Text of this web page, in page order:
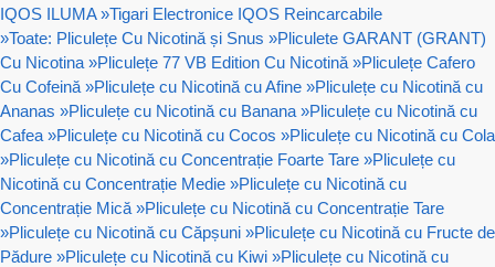
IQOS ILUMA »Tigari Electronice IQOS Reincarcabile
»Toate: Pliculețe Cu Nicotină și Snus »Pliculete GARANT (GRANT)
Cu Nicotina »Pliculețe 77 VB Edition Cu Nicotină »Pliculețe Cafero
Cu Cofeină »Pliculețe cu Nicotină cu Afine »Pliculețe cu Nicotină cu
Ananas »Pliculețe cu Nicotină cu Banana »Pliculețe cu Nicotină cu
Cafea »Pliculețe cu Nicotină cu Cocos »Pliculețe cu Nicotină cu Cola
»Pliculețe cu Nicotină cu Concentrație Foarte Tare »Pliculețe cu
Nicotină cu Concentrație Medie »Pliculețe cu Nicotină cu
Concentrație Mică »Pliculețe cu Nicotină cu Concentrație Tare
»Pliculețe cu Nicotină cu Căpșuni »Pliculețe cu Nicotină cu Fructe de
Pădure »Pliculețe cu Nicotină cu Kiwi »Pliculețe cu Nicotină cu